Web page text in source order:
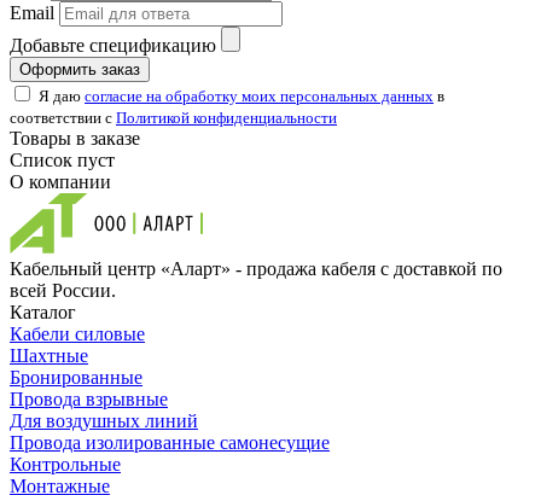
Email
Добавьте спецификацию
Оформить заказ
Я даю согласие на обработку моих персональных данных в
соответствии с Политикой конфиденциальности
Товары в заказе
Список пуст
О компании
Кабельный центр «Аларт» - продажа кабеля с доставкой по
всей России.
Каталог
Кабели силовые
Шахтные
Бронированные
Провода взрывные
Для воздушных линий
Провода изолированные самонесущие
Контрольные
Монтажные